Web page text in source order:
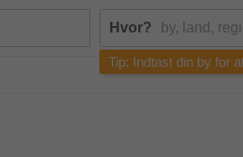
Hvor?
Tip: Indtast din by for